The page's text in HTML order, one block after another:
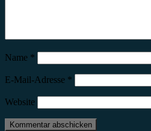
Name *
E-Mail-Adresse *
Website